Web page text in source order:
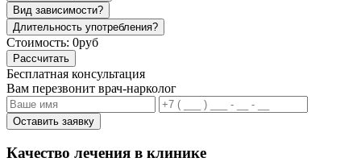
Вид зависимости?
Длительность употребления?
Стоимость: 0руб
Рассчитать
Бесплатная консультация
Вам перезвонит врач-нарколог
Оставить заявку
Качество лечения в клинике